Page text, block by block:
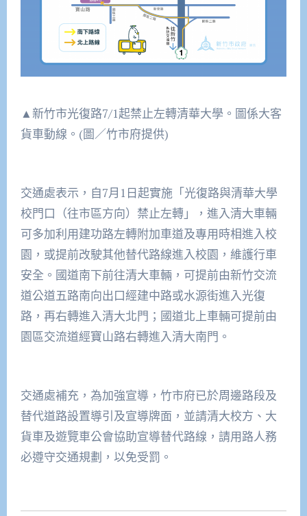
▲新竹市光復路7/1起禁止左轉清華大學。圖係大客
貨車動線。(圖／竹市府提供)
交通處表示，自7月1日起實施「光復路與清華大學
校門口（往市區方向）禁止左轉」，進入清大車輛
可多加利用建功路左轉附加車道及專用時相進入校
園，或提前改駛其他替代路線進入校園，維護行車
安全。國道南下前往清大車輛，可提前由新竹交流
道公道五路南向出口經建中路或水源街進入光復
路，再右轉進入清大北門；國道北上車輛可提前由
園區交流道經寶山路右轉進入清大南門。
交通處補充，為加強宣導，竹市府已於周邊路段及
替代道路設置導引及宣導牌面，並請清大校方、大
貨車及遊覽車公會協助宣導替代路線，請用路人務
必遵守交通規劃，以免受罰。